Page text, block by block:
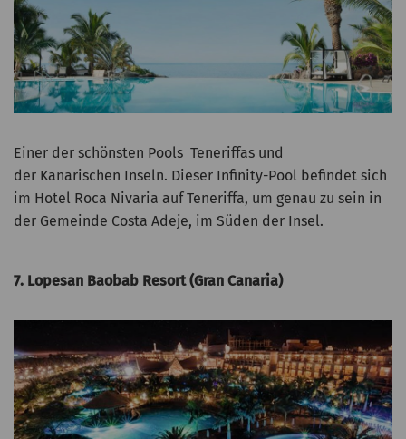
Einer der schönsten Pools Teneriffas und
der Kanarischen Inseln. Dieser Infinity-Pool befindet sich
im Hotel Roca Nivaria auf Teneriffa, um genau zu sein in
der Gemeinde Costa Adeje, im Süden der Insel.
7. Lopesan Baobab Resort (Gran Canaria)